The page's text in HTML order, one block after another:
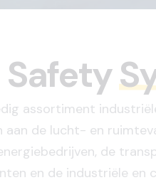
Safety
assortiment
de lucht- en
de
en de industriële en